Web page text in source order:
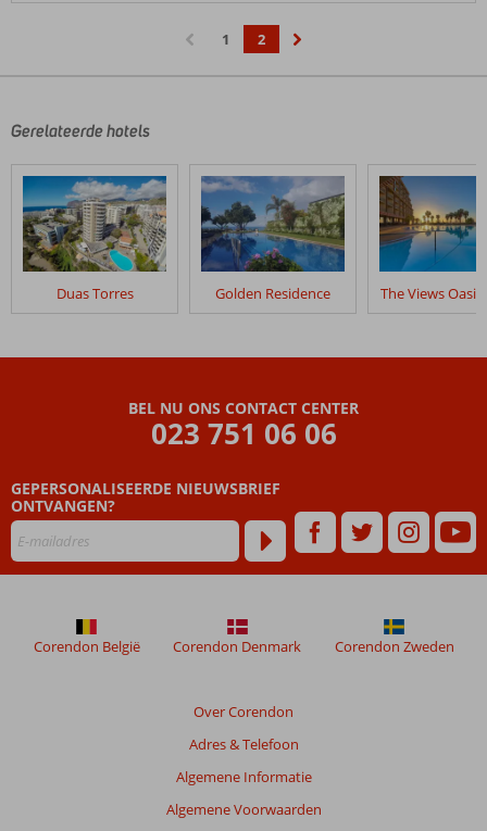
1
2
Gerelateerde hotels
Duas Torres Golden Residence The Views
BEL NU ONS CONTACT CENTER
023 751 06 06
GEPERSONALISEERDE NIEUWSBRIEF
ONTVANGEN?
Over Corendon
Adres & Telefoon
Algemene Informatie
Algemene Voorwaarden
Corendon België Corendon Denmark Corendon Zweden